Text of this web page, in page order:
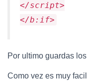
</script>
</b:if>
Por ultimo guardas
Como vez es muy